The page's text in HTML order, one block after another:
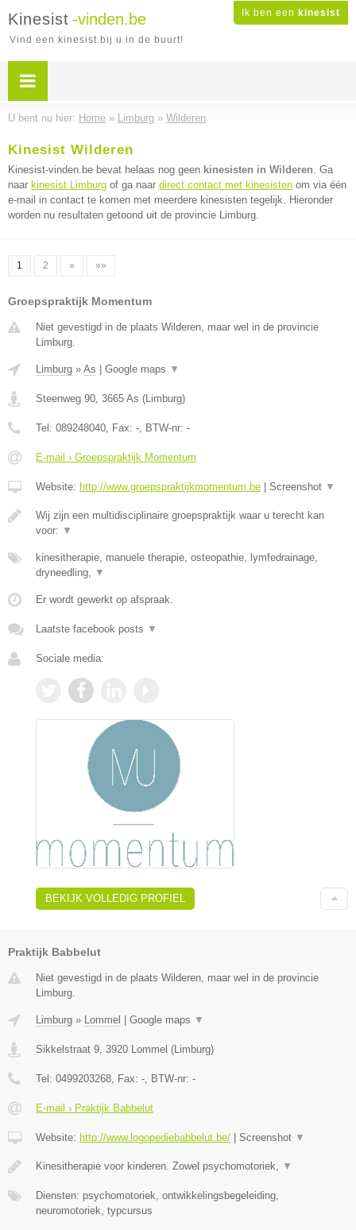
Ik ben een kinesist
Kinesist -vinden.be
Vind een kinesist bij u in de buurt!
U bent nu hier: Home » Limburg » Wilderen
Kinesist Wilderen
Kinesist-vinden.be bevat helaas nog geen kinesisten in Wilderen. Ga
naar kinesist Limburg of ga naar direct contact met kinesisten om via één
e-mail in contact te komen met meerdere kinesisten tegelijk. Hieronder
worden nu resultaten getoond uit de provincie Limburg.
1 2 » »»
Groepspraktijk Momentum
Niet gevestigd in de plaats Wilderen, maar wel in de provincie
Limburg.
Limburg » As Google maps ▼
Steenweg 90, 3665 As (Limburg)
Tel: 089248040, Fax: -, BTW-nr: -
E-mail › Groepspraktijk Momentum
Website: http://www.groepspraktijkmomentum.be Screenshot ▼
Wij zijn een multidisciplinaire groepspraktijk waar u terecht kan
voor: ▼
kinesitherapie, manuele therapie, osteopathie, lymfedrainage,
dryneedling, ▼
Er wordt gewerkt op afspraak.
Laatste facebook posts ▼
Sociale media:
BEKIJK VOLLEDIG PROFIEL
Praktijk Babbelut
Niet gevestigd in de plaats Wilderen, maar wel in de provincie
Limburg.
Limburg » Lommel | Google maps ▼
Sikkelstraat 9 3920 Lommel (Limburg)
Tel: 0499203268 , Fax: - , BTW-nr: -
E-mail › Praktijk Babbelut
Website: http://www.logopediebabbelut.be/ | Screenshot ▼
Kinesitherapie voor kinderen. Zowel psychomotoriek, ▼
Diensten: psychomotoriek, ontwikkelingsbegeleiding,
neuromotoriek, typcursus